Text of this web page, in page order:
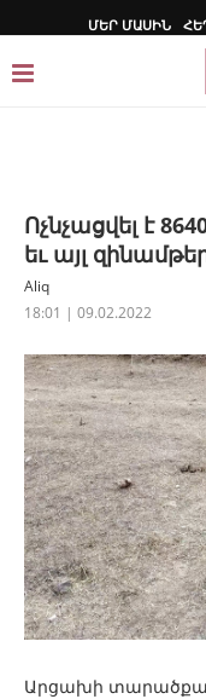
ՄԵՐ ՄԱՍԻՆ
Ոչնչացվել է
եւ այլ
Aliq
18:01 | 09.02.2022
Արցախի